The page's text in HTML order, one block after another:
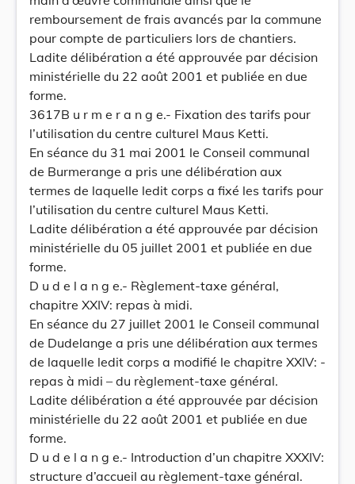
remboursement de frais avancés par la commune
pour compte de particuliers lors de chantiers.
Ladite délibération a été approuvée par décision
ministérielle du 22 août 2001 et publiée en due
forme.
3617B u r m e r a n g e.- Fixation des tarifs pour
l’utilisation du centre culturel Maus Ketti.
En séance du 31 mai 2001 le Conseil communal
de Burmerange a pris une délibération aux
termes de laquelle ledit corps a fixé les tarifs pour
l’utilisation du centre culturel Maus Ketti.
Ladite délibération a été approuvée par décision
ministérielle du 05 juillet 2001 et publiée en due
forme.
D u d e l a n g e.- Règlement-taxe général,
chapitre XXIV: repas à midi.
En séance du 27 juillet 2001 le Conseil communal
de Dudelange a pris une délibération aux termes
de laquelle ledit corps a modifié le chapitre XXIV: -
repas à midi – du règlement-taxe général.
Ladite délibération a été approuvée par décision
ministérielle du 22 août 2001 et publiée en due
forme.
D u d e l a n g e.- Introduction d’un chapitre XXXIV:
structure d’accueil au règlement-taxe général.